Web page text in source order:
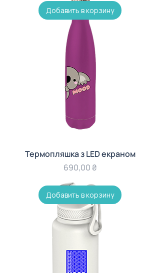
Добавить в корзину
Термопляшка з LED екраном
Цена
690,00 ₴
Добавить в корзину